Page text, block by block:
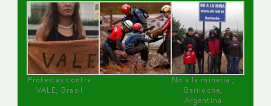
Protestas contra
VALE, Brasil
No a la minería ,
Bariloche,
Argentina